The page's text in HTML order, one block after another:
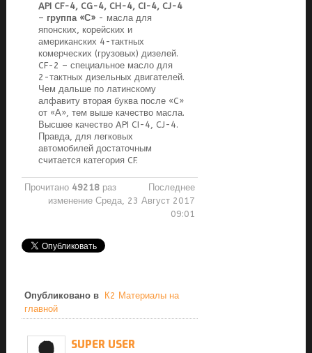
API CF-4, CG-4, CH-4, CI-4, CJ-4
– группа «С»- масла для
японских, корейских и
американских 4-тактных
комерческих (грузовых) дизелей.
CF-2 – специальное масло для
2-тактных дизельных двигателей.
Чем дальше по латинскому
алфавиту вторая буква после «C»
от «А», тем выше качество масла.
Высшее качество API CI-4, CJ-4.
Правда, для легковых
автомобилей достаточным
считается категория CF.
Прочитано 49218раз
Последнее
изменение Среда, 23 Август 2017
09:01
Опубликовано в
К2 Материалы на
главной
SUPER USER